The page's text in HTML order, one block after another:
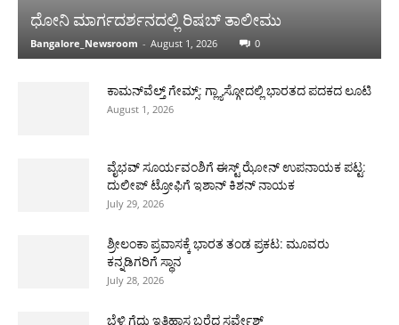
ಧೋನಿ ಮಾರ್ಗದರ್ಶನದಲ್ಲಿ ರಿಷಬ್ ತಾಲೀಮು
Bangalore_Newsroom - August 1, 2026 0
ಕಾಮನ್‌ವೆಲ್ತ್ ಗೇಮ್ಸ್: ಗ್ಲ್ಯಾಸ್ಗೋದಲ್ಲಿ ಭಾರತದ ಪದಕದ ಲೂಟಿ
August 1, 2026
ವೈಭವ್ ಸೂರ್ಯವಂಶಿಗೆ ಈಸ್ಟ್ ಝೋನ್ ಉಪನಾಯಕ ಪಟ್ಟ:
ದುಲೀಪ್ ಟ್ರೋಫಿಗೆ ಇಶಾನ್ ಕಿಶನ್ ನಾಯಕ
July 29, 2026
ಶ್ರೀಲಂಕಾ ಪ್ರವಾಸಕ್ಕೆ ಭಾರತ ತಂಡ ಪ್ರಕಟ: ಮೂವರು
ಕನ್ನಡಿಗರಿಗೆ ಸ್ಥಾನ
July 28, 2026
ಬೆಳ್ಳಿ ಗೆದ್ದು ಇತಿಹಾಸ ಬರೆದ ಸರ್ವೇಶ್